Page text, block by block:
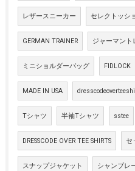
レザースニーカー セレクトッシ
GERMAN TRAINER ジャーマント
ミニショルダーバッグ FIDLOCK
MADE IN USA
Tシャツ 半袖Tシャツ sstee
DRESSCODE OVER TEE SHIRTS セ
スナップジャケット シャンブレ